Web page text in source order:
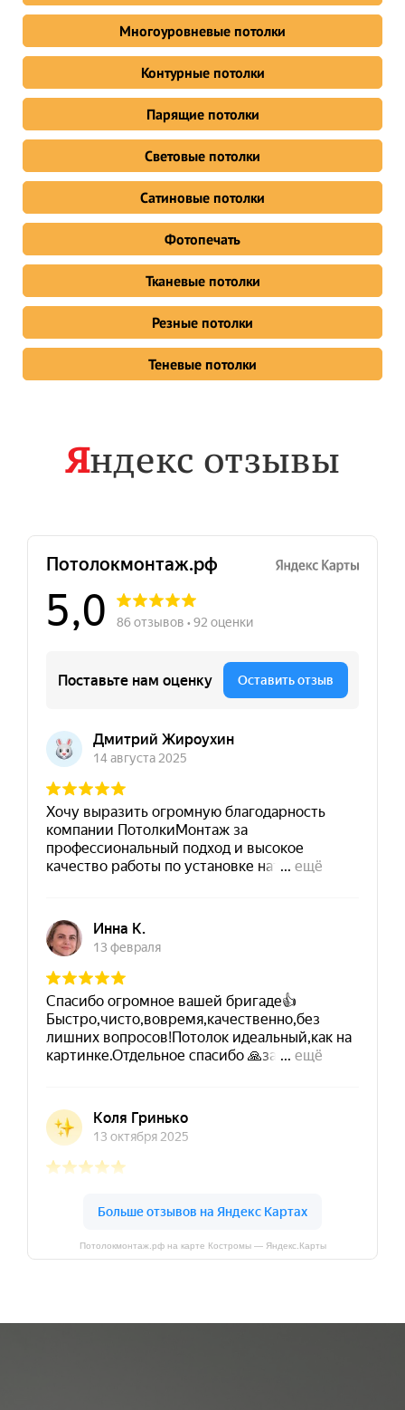
Многоуровневые потолки
Контурные потолки
Парящие потолки
Световые потолки
Сатиновые потолки
Фотопечать
Тканевые потолки
Резные потолки
Теневые потолки
Яндекс отзывы
Потолокмонтаж.рф на карте Костромы — Яндекс.Карты